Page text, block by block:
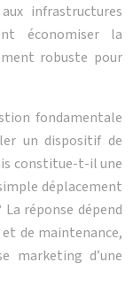
infrastructures
économiser la
robuste pour
fondamentale
un dispositif de
constitue-t-il une
déplacement
réponse dépend
de maintenance,
marketing d’une